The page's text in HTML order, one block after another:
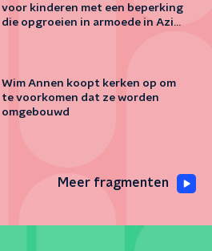
voor kinderen met een beperking
die opgroeien in armoede in Azië
Wim Annen koopt kerken op om
te voorkomen dat ze worden
omgebouwd
Meer fragmenten